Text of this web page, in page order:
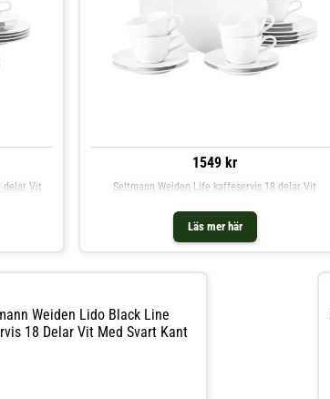
delar Vit
1549 kr
Läs mer här
Seltmann Weiden Life kaffeservis 18 delar Vit
Weiden Lido Black Line
18 Delar Vit Med Svart Kant